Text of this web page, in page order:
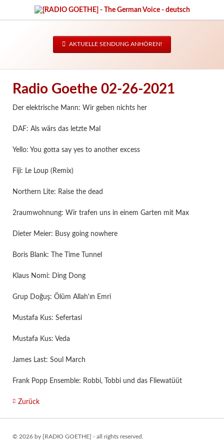
AKTUELLE SENDUNG ANHÖREN!
Radio Goethe 02-26-2021
Der elektrische Mann: Wir geben nichts her
DAF: Als wärs das letzte Mal
Yello: You gotta say yes to another excess
Fiji: Le Loup (Remix)
Northern Lite: Raise the dead
2raumwohnung: Wir trafen uns in einem Garten mit Max
Dieter Meier: Busy going nowhere
Boris Blank: The Time Tunnel
Klaus Nomi: Ding Dong
Grup Doğuş: Ölüm Allah'ın Emri
Mustafa Kus: Sefertasi
Mustafa Kus: Veda
James Last: Soul March
Frank Popp Ensemble: Robbi, Tobbi und das Fliewatüüt
Zurück
© 2026 by [RADIO GOETHE] - all rights reserved.